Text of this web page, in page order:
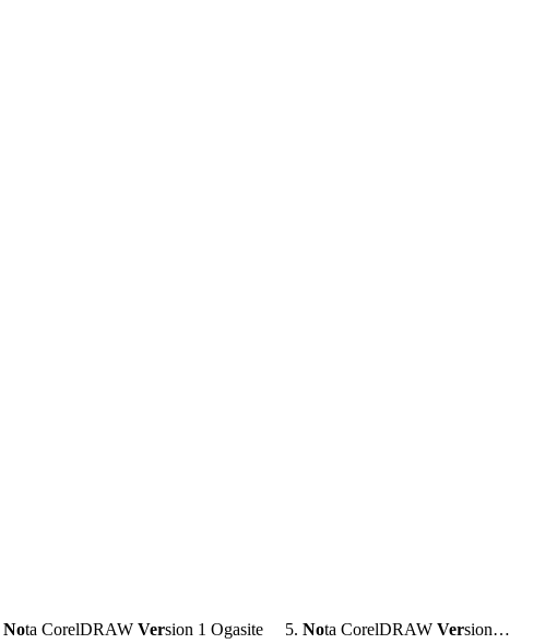
Nota CorelDRAW Version 1 Ogasite 5. Nota CorelDRAW Version…